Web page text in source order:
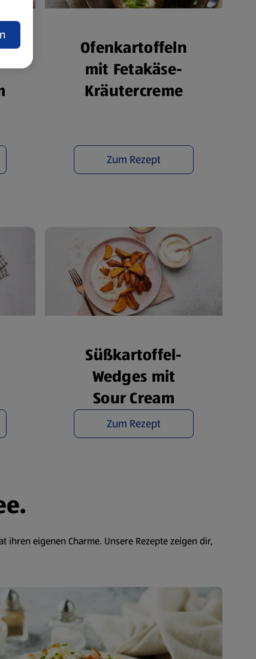
Ofenkartoffeln
mit Fetakäse-
Kräutercreme
Zum Rezept
Süßkartoffel-
Wedges mit
Sour Cream
Zum Rezept
eigenen Charme. Unsere Rezepte zeigen dir,